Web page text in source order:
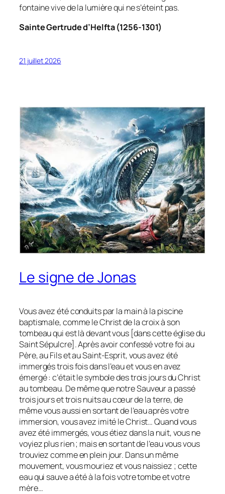
fontaine vive de la lumière qui ne s’éteint pas.
Sainte Gertrude d’Helfta (1256-1301)
21 juillet 2026
Le signe de Jonas
Vous avez été conduits par la main à la piscine
baptismale, comme le Christ de la croix à son
tombeau qui est là devant vous [dans cette église du
Saint Sépulcre]. Après avoir confessé votre foi au
Père, au Fils et au Saint-Esprit, vous avez été
immergés trois fois dans l’eau et vous en avez
émergé : c’était le symbole des trois jours du Christ
au tombeau. De même que notre Sauveur a passé
trois jours et trois nuits au cœur de la terre, de
même vous aussi en sortant de l’eau après votre
immersion, vous avez imité le Christ… Quand vous
avez été immergés, vous étiez dans la nuit, vous ne
voyiez plus rien ; mais en sortant de l’eau vous vous
trouviez comme en plein jour. Dans un même
mouvement, vous mouriez et vous naissiez ; cette
eau qui sauve a été à la fois votre tombe et votre
mère…